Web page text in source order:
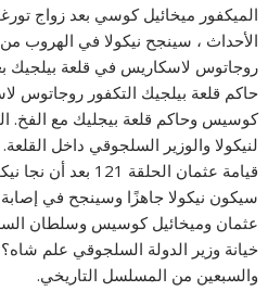
الميكفور ميخائيل كوسي بعد زواج
الأحداث ، سينجح نيكولا في الهروب
روجاتوس لاسكاريس في قلعة بيلجيك
حاكم قلعة بيلجيك التكفور روجاتوس
كوسيس وحاكم قلعة بيجليك مع الفخ.
لنيكولا والوزير السلجوقي داخل
قيامة عثمان الحلقة
سيكون نيكولا جاهزًا وسينجح في
عثمان وميخائيل كوسيس وسلطان
خيانة وزير الدولة السلجوقي علم شاه؟
والسبعين من المسلسل التاريخي.